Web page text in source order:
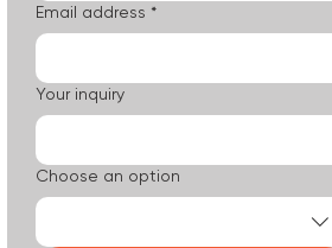
Email address *
Your inquiry
Choose an option